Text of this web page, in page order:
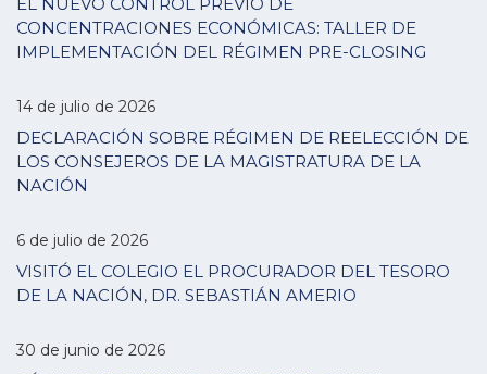
CONCENTRACIONES ECONÓMICAS: TALLER DE
IMPLEMENTACIÓN DEL RÉGIMEN PRE-CLOSING
14 de julio de 2026
DECLARACIÓN SOBRE RÉGIMEN DE REELECCIÓN DE
LOS CONSEJEROS DE LA MAGISTRATURA DE LA
NACIÓN
6 de julio de 2026
VISITÓ EL COLEGIO EL PROCURADOR DEL TESORO
DE LA NACIÓN, DR. SEBASTIÁN AMERIO
30 de junio de 2026